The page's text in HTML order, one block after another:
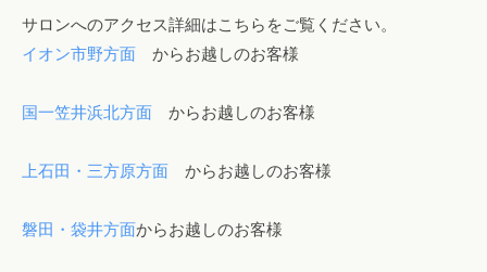
サロンへのアクセス詳細はこちらをご覧ください。
イオン市野方面 からお越しのお客様
国一笠井浜北方面 からお越しのお客様
上石田・三方原方面 からお越しのお客様
磐田・袋井方面からお越しのお客様